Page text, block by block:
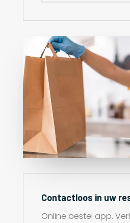
Contactloos in uw
Online bestel app.